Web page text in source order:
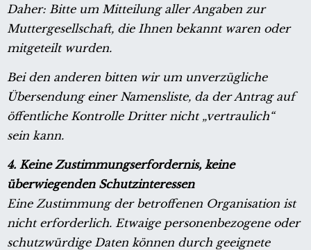
Daher: Bitte um Mitteilung aller Angaben zur
Muttergesellschaft, die Ihnen bekannt waren oder
mitgeteilt wurden.
Bei den anderen bitten wir um unverzügliche
Übersendung einer Namensliste, da der Antrag auf
öffentliche Kontrolle Dritter nicht „vertraulich“
sein kann.
4. Keine Zustimmungserfordernis, keine
überwiegenden Schutzinteressen
Eine Zustimmung der betroffenen Organisation ist
nicht erforderlich. Etwaige personenbezogene oder
schutzwürdige Daten können durch geeignete